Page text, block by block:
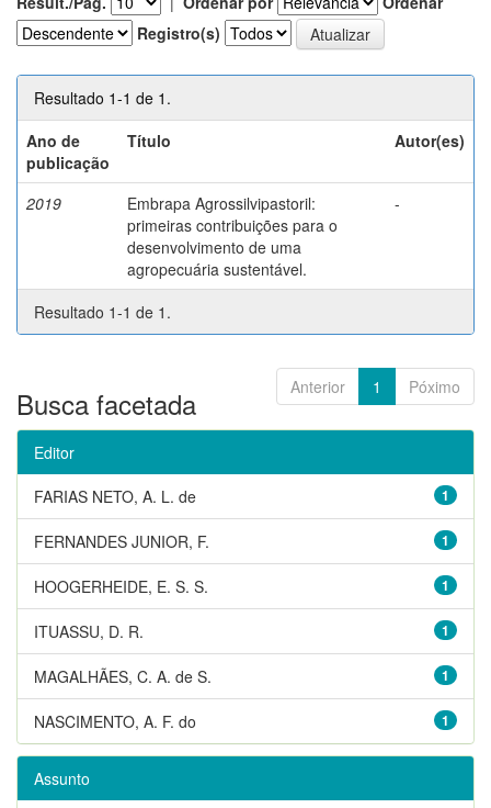
Registro(s)
Resultado 1-1 de 1.
Ano de
publicação
Título Autor(es)
2019
Embrapa Agrossilvipastoril:
primeiras contribuições para o
desenvolvimento de uma
agropecuária sustentável.
-
Resultado 1-1 de 1.
Anterior 1 Póximo
Busca facetada
Editor
1
FARIAS NETO, A. L. de
1
FERNANDES JUNIOR, F.
1
HOOGERHEIDE, E. S. S.
1
ITUASSU, D. R.
1
MAGALHÃES, C. A. de S.
1
NASCIMENTO, A. F. do
Assunto